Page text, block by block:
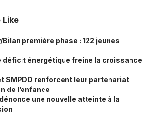
Like
première phase : 122 jeunes
déficit énergétique freine la croissance
SMPDD renforcent leur partenariat
de l’enfance
dénonce une nouvelle atteinte à la